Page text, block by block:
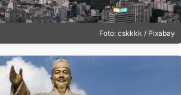
Foto: cskkkk / Pixabay